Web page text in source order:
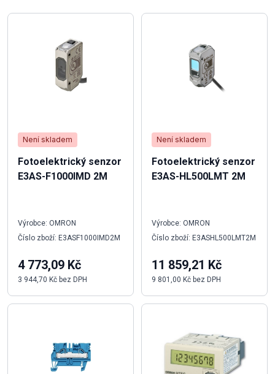
Není skladem
Fotoelektrický senzor
E3AS-F1000IMD 2M
Výrobce: OMRON
Číslo zboží: E3ASF1000IMD2M
4 773,09 Kč
3 944,70 Kč bez DPH
Není skladem
Fotoelektrický senzor
E3AS-HL500LMT 2M
Výrobce: OMRON
Číslo zboží: E3ASHL500LMT2M
11 859,21 Kč
9 801,00 Kč bez DPH